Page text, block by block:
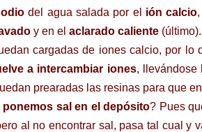
del agua salada por el ión calcio
y en el aclarado caliente (último).
cargadas de iones calcio, por
a intercambiar iones, llevándose
prearadas las resinas para que
sal en el depósito? Pues
al no encontrar sal, pasa tal cual y